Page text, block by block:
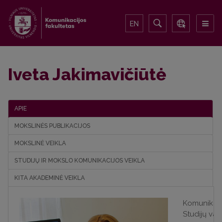
EN
Iveta Jakimavičiūtė
APIE
MOKSLINĖS PUBLIKACIJOS
MOKSLINĖ VEIKLA
STUDIJŲ IR MOKSLO KOMUNIKACIJOS VEIKLA
KITA AKADEMINĖ VEIKLA
Studijų